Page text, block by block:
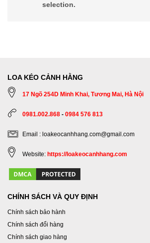
selection.
LOA KÉO CẢNH HẰNG
17 Ngõ 254D Minh Khai, Tương Mai, Hà Nội
0981.002.868 - 0984 576 813
Email : loakeocanhhang.com@gmail.com
Website: https://loakeocanhhang.com
CHÍNH SÁCH VÀ QUY ĐỊNH
Chính sách bảo hành
Chính sách đổi hàng
Chính sách giao hàng